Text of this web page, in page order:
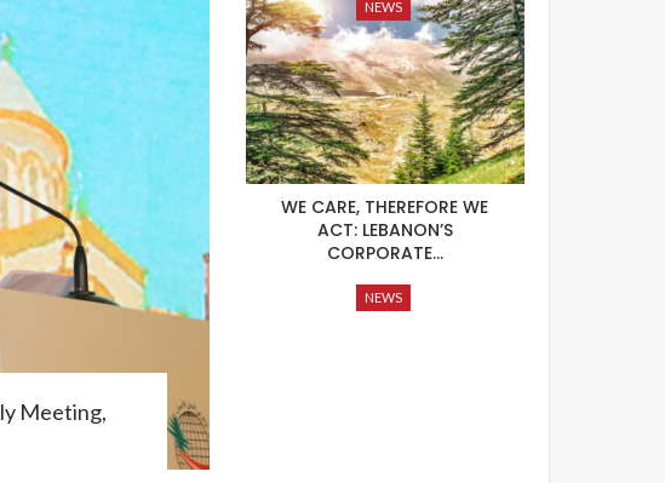
Meeting,
NEWS
WE CARE, THEREFORE WE
ACT: LEBANON’S
CORPORATE…
NEWS